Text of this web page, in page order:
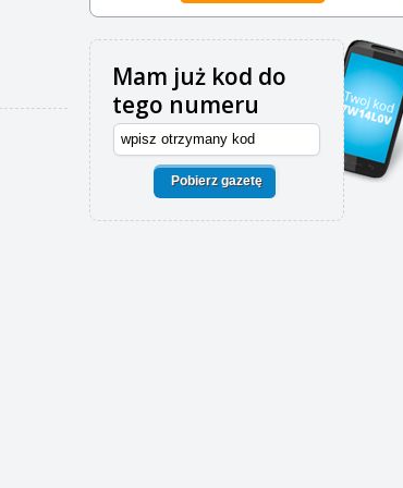
Mam już kod do
tego numeru
Pobierz gazetę